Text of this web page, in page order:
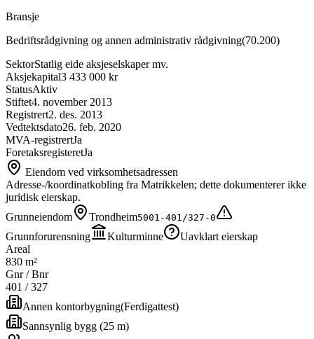
Bransje
Bedriftsrådgivning og annen administrativ rådgivning(70.200)
SektorStatlig eide aksjeselskaper mv.
Aksjekapital3 433 000 kr
StatusAktiv
Stiftet4. november 2013
Registrert2. des. 2013
Vedtektsdato26. feb. 2020
MVA-registrertJa
ForetaksregisteretJa
Eiendom ved virksomhetsadressen
Adresse-/koordinatkobling fra Matrikkelen; dette dokumenterer ikke
juridisk eierskap.
Grunneiendom
Trondheim5001-401/327-0
Grunnforurensning Kulturminne
Uavklart eierskap
Areal
830 m²
Gnr / Bnr
401 /327
Annen kontorbygning(Ferdigattest)
Sannsynlig bygg (25 m)